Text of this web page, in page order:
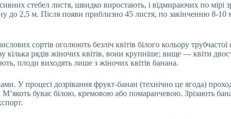
стебел листя, швидко виростають, і відмираючих по мірі
до 2,5 м. Після появи приблизно 45 листя, по закінченню 8-10
сортів оголюють безліч квітів білого кольору
кілька рядів жіночих квітів, вони крупніше; вище — квіти
плоди виходять лише з жіночих квітів банана.
У процесі дозрівання фрукт-банан (технічно це ягода)
М’якоть буває білою, кремовою або помаранчевою. Зрізають